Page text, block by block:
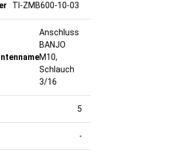
TI-ZMB600-10-03
Anschluss
BANJO
M10,
Schlauch
3/16
5
-